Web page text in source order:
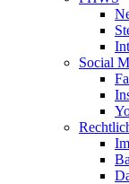
Social